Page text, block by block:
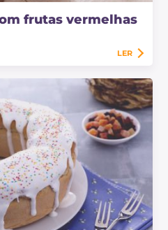
frutas vermelhas
LER